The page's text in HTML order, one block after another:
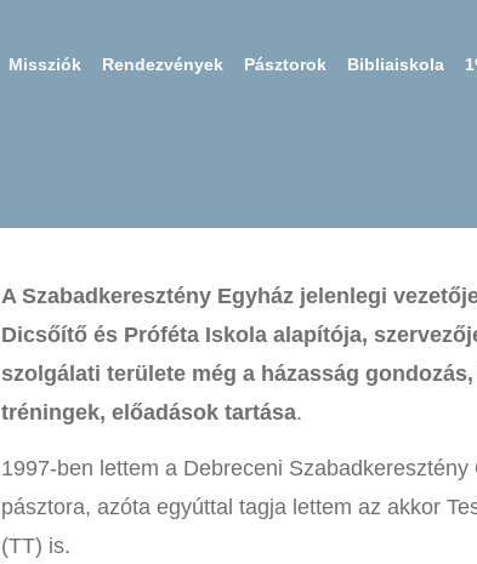
Missziók Rendezvények Pásztorok Bibliaiskola
A Szabadkeresztény Egyház jelenlegi
Dicsőítő és Próféta Iskola alapítója,
szolgálati területe még a házasság
tréningek, előadások tartása.
1997-ben lettem a Debreceni
pásztora, azóta egyúttal tagja lettem az akkor
(TT) is.